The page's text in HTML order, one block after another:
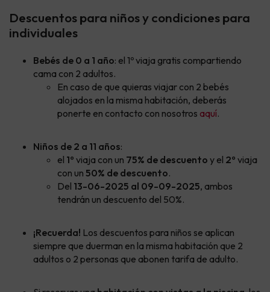
Descuentos para niños y condiciones para
individuales
Bebés de 0 a 1 año: el 1º viaja gratis compartiendo
cama con 2 adultos.
En caso de que quieras viajar con 2 bebés
alojados en la misma habitación, deberás
ponerte en contacto con nosotros aquí.
Niños de 2 a 11 años:
el 1º viaja con un 75% de descuento y el 2º viaja
con un 50% de descuento.
Del 13-06-2025 al 09-09-2025, ambos
tendrán un descuento del 50%.
¡Recuerda! Los descuentos para niños se aplican
siempre que duerman en la misma habitación que 2
adultos o 2 personas que abonen tarifa de adulto.